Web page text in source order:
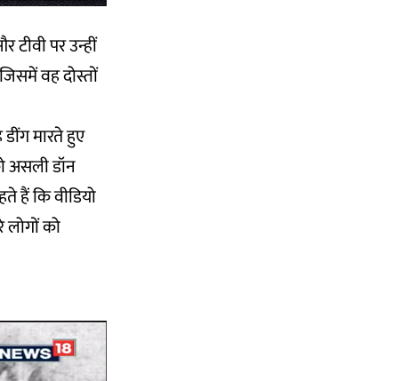
पर उन्हीं
वह दोस्तों
मारते हुए
असली डॉन
हैं कि वीडियो
लोगों को